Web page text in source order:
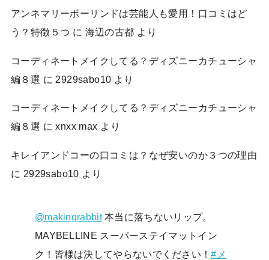
アンネマリーボーリンドは芸能人も愛用！口コミはど
う？特徴５つ に 海辺の古都 より
コーディネートメイクしてる？ディズニーカチューシャ
編８選 に 2929sabo10 より
コーディネートメイクしてる？ディズニーカチューシャ
編８選 にxnxx max より
キレイアンドコーの口コミは？なぜ安いのか３つの理由
に 2929sabo10 より
@makingrabbit本当に落ちないリップ。
MAYBELLINE スーパーステイマットイン
ク！皆様は決してやらないでください！#メ